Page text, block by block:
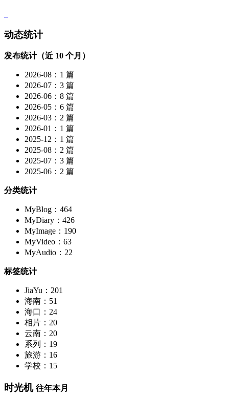
动态统计
发布统计（近 10 个月）
2026-08：1 篇
2026-07：3 篇
2026-06：8 篇
2026-05：6 篇
2026-03：2 篇
2026-01：1 篇
2025-12：1 篇
2025-08：2 篇
2025-07：3 篇
2025-06：2 篇
分类统计
MyBlog：464
MyDiary：426
MyImage：190
MyVideo：63
MyAudio：22
标签统计
JiaYu：201
海南：51
海口：24
相片：20
云南：20
系列：19
旅游：16
学校：15
时光机 往年本月